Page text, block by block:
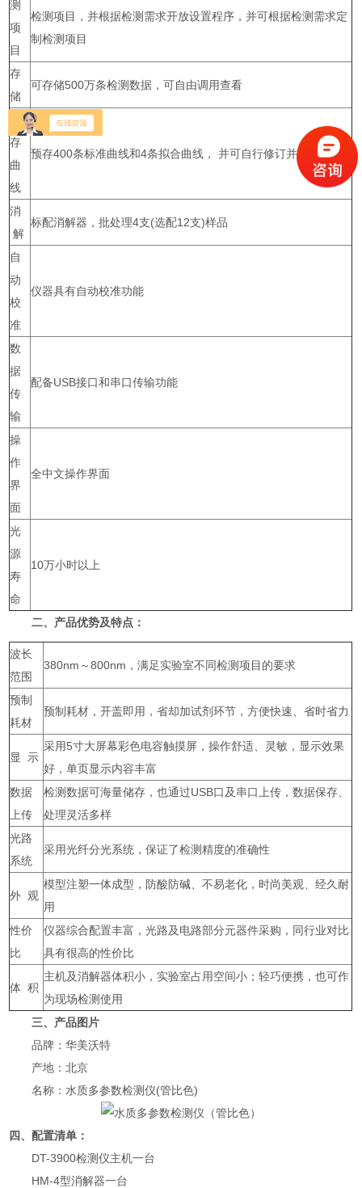
测
项
目
检测项目，并根据检测需求开放设置程序，并可根据检测需求定
制检测项目
存
储
可存储500万条检测数据，可自由调用查看
存
曲
线
预存400条标准曲线和4条拟合曲线， 并可自行修订并保存
消
解
标配消解器，批处理4支(选配12支)样品
自
动
校
准
仪器具有自动校准功能
数
据
传
输
配备USB接口和串口传输功能
操
作
界
面
全中文操作界面
光
源
寿
命
10万小时以上
二、产品优势及特点：
波长
范围
380nm～800nm，满足实验室不同检测项目的要求
预制
耗材
预制耗材，开盖即用，省却加试剂环节，方便快速、省时省力
显 示
采用5寸大屏幕彩色电容触摸屏，操作舒适、灵敏，显示效果
好，单页显示内容丰富
数据
上传
检测数据可海量储存，也通过USB口及串口上传，数据保存、
处理灵活多样
光路
系统
采用光纤分光系统，保证了检测精度的准确性
外 观
模型注塑一体成型，防酸防碱、不易老化，时尚美观、经久耐
用
性价
比
仪器综合配置丰富，光路及电路部分元器件采购，同行业对比
具有很高的性价比
体 积
主机及消解器体积小，实验室占用空间小；轻巧便携，也可作
为现场检测使用
三、产品图片
品牌：华美沃特
产地：北京
名称：水质多参数检测仪(管比色)
四、配置清单：
DT-3900检测仪主机一台
HM-4型消解器一台